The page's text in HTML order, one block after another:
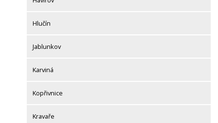
Hlučín
Jablunkov
Karviná
Kopřivnice
Kravaře